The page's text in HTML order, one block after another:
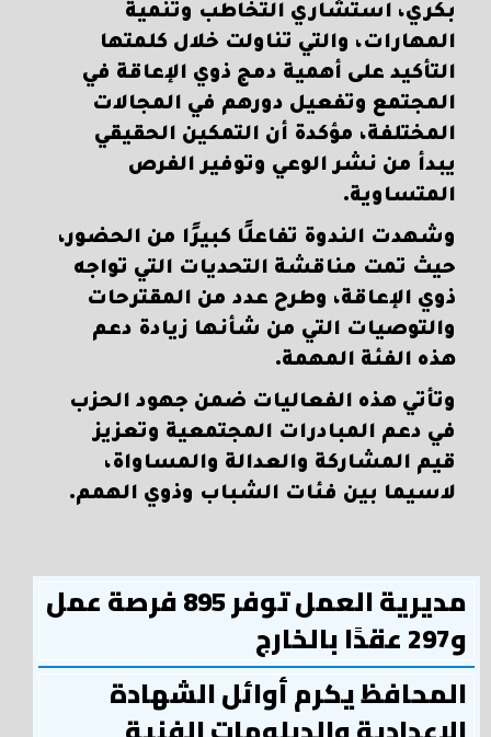
بكري، استشاري التخاطب وتنمية
المهارات، والتي تناولت خلال كلمتها
التأكيد على أهمية دمج ذوي الإعاقة في
المجتمع وتفعيل دورهم في المجالات
المختلفة، مؤكدة أن التمكين الحقيقي
يبدأ من نشر الوعي وتوفير الفرص
المتساوية.
وشهدت الندوة تفاعلًا كبيرًا من الحضور،
حيث تمت مناقشة التحديات التي تواجه
ذوي الإعاقة، وطرح عدد من المقترحات
والتوصيات التي من شأنها زيادة دعم
هذه الفئة المهمة.
وتأتي هذه الفعاليات ضمن جهود الحزب
في دعم المبادرات المجتمعية وتعزيز
قيم المشاركة والعدالة والمساواة،
لاسيما بين فئات الشباب وذوي الهمم.
مديرية العمل توفر 895 فرصة عمل
و297 عقدًا بالخارج
المحافظ يكرم أوائل الشهادة